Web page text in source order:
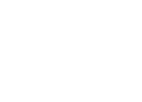
並採取法律行動。